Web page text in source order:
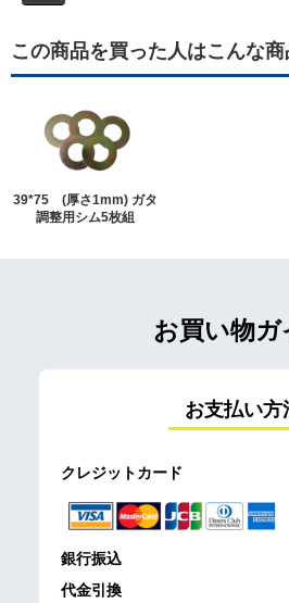
この商品を買った人はこんな
39*75 (厚さ1mm) ガタ
調整用シム5枚組
お買い物ガ
お支払い方
クレジットカード
銀行振込
代金引換